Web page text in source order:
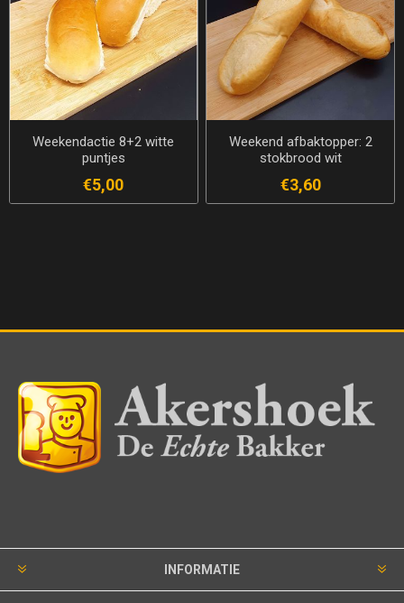
Weekendactie 8+2 witte
puntjes
€5,00
Weekend afbaktopper: 2
stokbrood wit
€3,60
INFORMATIE